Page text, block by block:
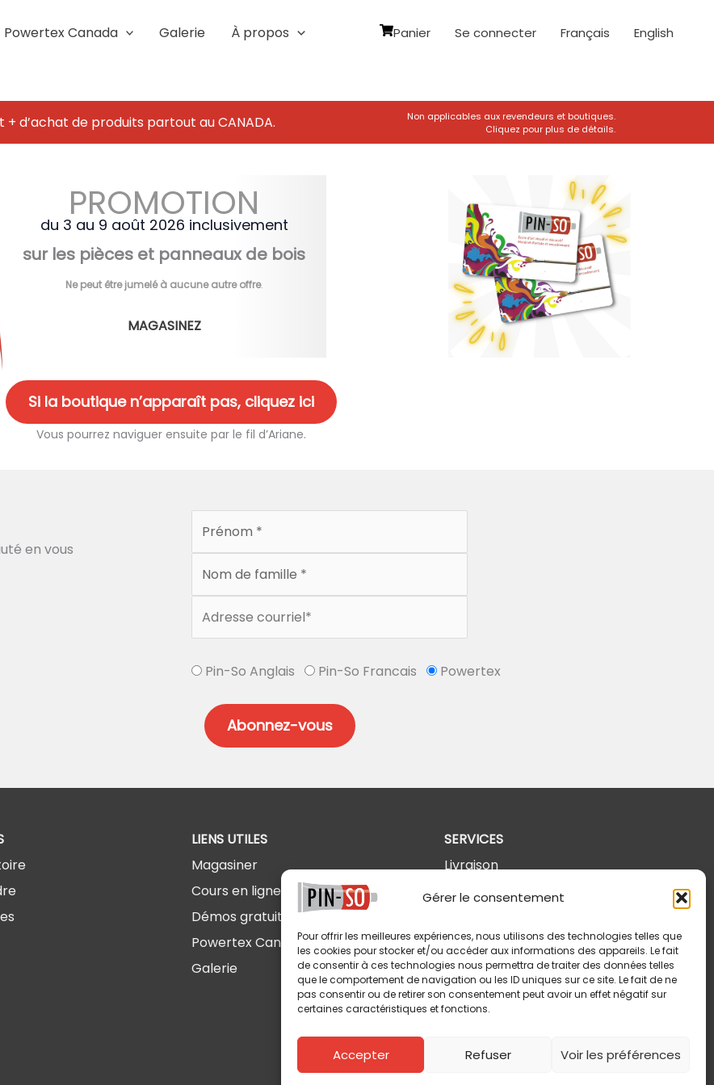
Gérer le consentement
Pour offrir les meilleures expériences, nous utilisons des technologies telles que
les cookies pour stocker et/ou accéder aux informations des appareils. Le fait
de consentir à ces technologies nous permettra de traiter des données telles
que le comportement de navigation ou les ID uniques sur ce site. Le fait de ne
pas consentir ou de retirer son consentement peut avoir un effet négatif sur
certaines caractéristiques et fonctions.
Accepter Refuser Voir les préférences
Powertex Canada Galerie À propos Panier Se connecter Français English
+ d’achat de produits partout au CANADA.
Non applicables aux revendeurs et boutiques.
Cliquez pour plus de détails.
PROMOTION
du 3 au 9 août 2026 inclusivement
sur les pièces et panneaux de bois
Ne peut être jumelé à aucune autre offre.
MAGASINEZ
Si la boutique n’apparaît pas, cliquez ici
Vous pourrez naviguer ensuite par le fil d’Ariane.
en vous
Pin-So Anglais Pin-So Francais Powertex
LIENS UTILES
Magasiner
Cours en ligne
Démos gratuites
Powertex Canada
Galerie
SERVICES
Livraison
Retours et annulations
Modalités d'utilisation
Copyright © 2026 Pin-So inc. Tous droits réservés.